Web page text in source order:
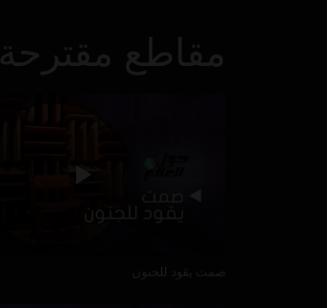
مقاطع مقترحة
صمت يقود للجنون